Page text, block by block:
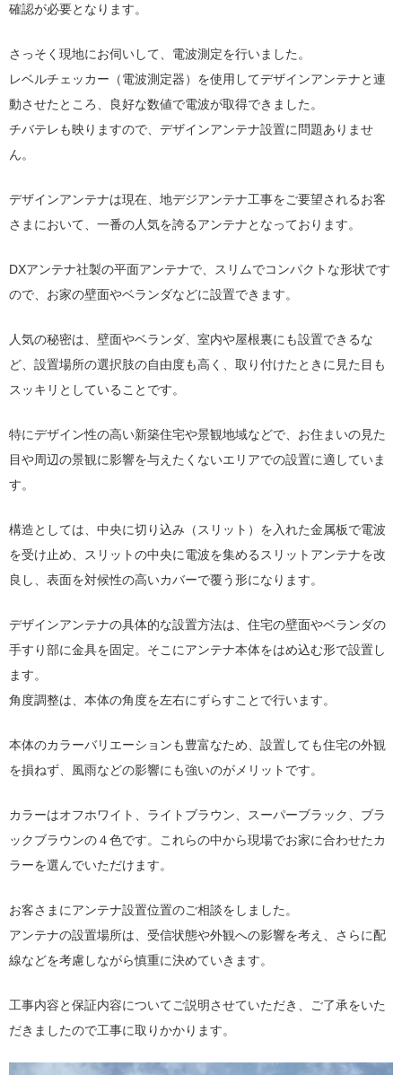
確認が必要となります。
さっそく現地にお伺いして、電波測定を行いました。
レベルチェッカー（電波測定器）を使用してデザインアンテナと連
動させたところ、良好な数値で電波が取得できました。
チバテレも映りますので、デザインアンテナ設置に問題ありませ
ん。
デザインアンテナは現在、地デジアンテナ工事をご要望されるお客
さまにおいて、一番の人気を誇るアンテナとなっております。
DXアンテナ社製の平面アンテナで、スリムでコンパクトな形状です
ので、お家の壁面やベランダなどに設置できます。
人気の秘密は、壁面やベランダ、室内や屋根裏にも設置できるな
ど、設置場所の選択肢の自由度も高く、取り付けたときに見た目も
スッキリとしていることです。
特にデザイン性の高い新築住宅や景観地域などで、お住まいの見た
目や周辺の景観に影響を与えたくないエリアでの設置に適していま
す。
構造としては、中央に切り込み（スリット）を入れた金属板で電波
を受け止め、スリットの中央に電波を集めるスリットアンテナを改
良し、表面を対候性の高いカバーで覆う形になります。
デザインアンテナの具体的な設置方法は、住宅の壁面やベランダの
手すり部に金具を固定。そこにアンテナ本体をはめ込む形で設置し
ます。
角度調整は、本体の角度を左右にずらすことで行います。
本体のカラーバリエーションも豊富なため、設置しても住宅の外観
を損ねず、風雨などの影響にも強いのがメリットです。
カラーはオフホワイト、ライトブラウン、スーパーブラック、ブラ
ックブラウンの４色です。これらの中から現場でお家に合わせたカ
ラーを選んでいただけます。
お客さまにアンテナ設置位置のご相談をしました。
アンテナの設置場所は、受信状態や外観への影響を考え、さらに配
線などを考慮しながら慎重に決めていきます。
工事内容と保証内容についてご説明させていただき、ご了承をいた
だきましたので工事に取りかかります。